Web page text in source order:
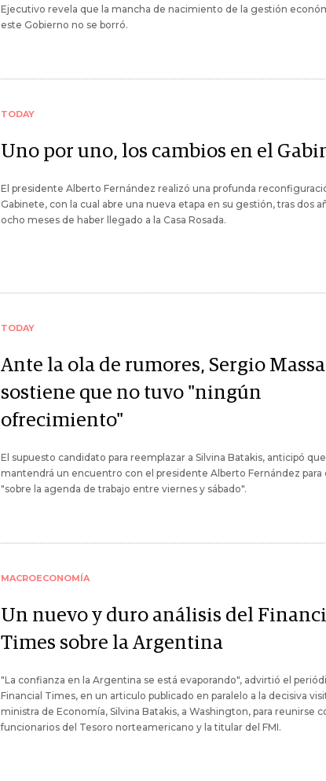
Ejecutivo revela que la mancha de nacimiento de la gestión
este Gobierno no se borró.
TODAY
Uno por uno, los cambios en el
El presidente Alberto Fernández realizó una profunda
Gabinete, con la cual abre una nueva etapa en su gestión, tras dos
ocho meses de haber llegado a la Casa Rosada.
TODAY
Ante la ola de rumores, Sergio Massa
sostiene que no tuvo "ningún
ofrecimiento"
El supuesto candidato para reemplazar a Silvina Batakis, anticipó que
mantendrá un encuentro con el presidente Alberto Fernández para
"sobre la agenda de trabajo entre viernes y sábado".
MACROECONOMÍA
Un nuevo y duro análisis del
Times sobre la Argentina
"La confianza en la Argentina se está evaporando", advirtió el
Financial Times, en un articulo publicado en paralelo a la decisiva
ministra de Economía, Silvina Batakis, a Washington, para reunirse
funcionarios del Tesoro norteamericano y la titular del FMI.